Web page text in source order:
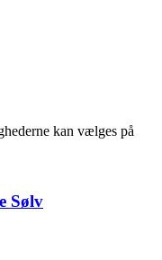
kan vælges på
Sølv